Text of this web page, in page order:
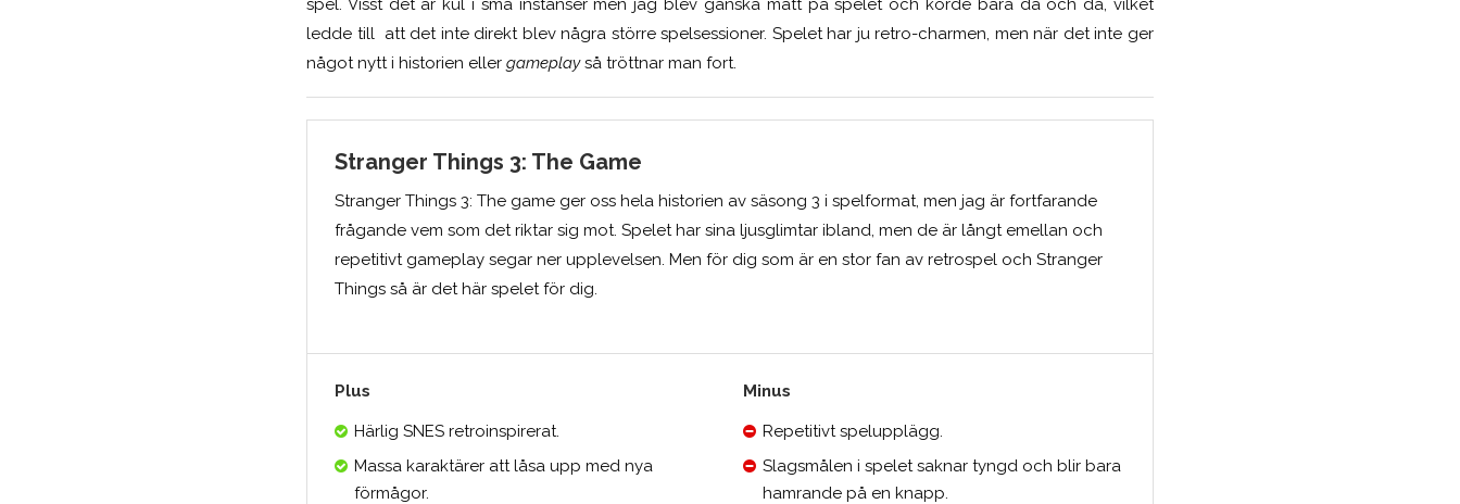
spel. Visst det är kul i små instanser men jag blev ganska mätt på spelet och körde bara då och då, vilket
ledde till att det inte direkt blev några större spelsessioner. Spelet har ju retro-charmen, men när det inte ger
något nytt i historien eller gameplayså tröttnar man fort.
Stranger Things 3: The Game
Stranger Things 3: The game ger oss hela historien av säsong 3 i spelformat, men jag är fortfarande
frågande vem som det riktar sig mot. Spelet har sina ljusglimtar ibland, men de är långt emellan och
repetitivt gameplay segar ner upplevelsen. Men för dig som är en stor fan av retrospel och Stranger
Things så är det här spelet för dig.
Plus
Härlig SNES retroinspirerat.
Massa karaktärer att låsa upp med nya
förmågor.
Minus
Repetitivt spelupplägg.
Slagsmålen i spelet saknar tyngd och blir bara
hamrande på en knapp.